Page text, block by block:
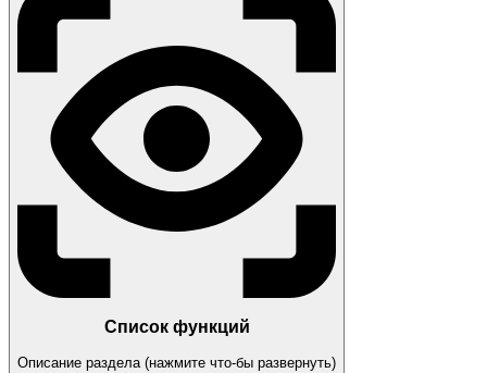
Список функций
Описание раздела (нажмите что-бы развернуть)